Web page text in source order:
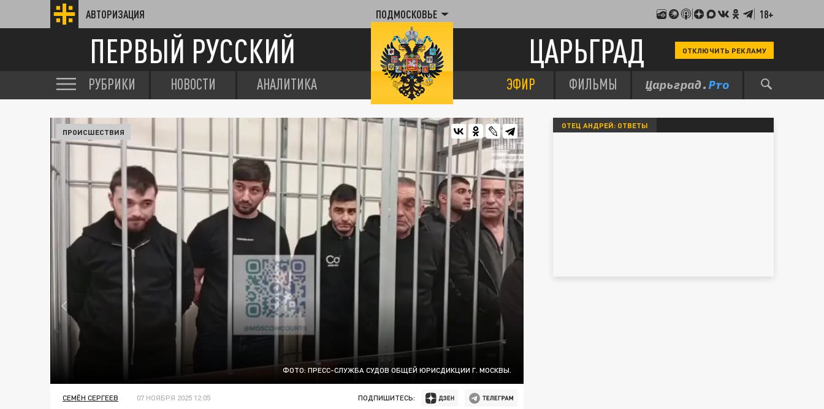
АВТОРИЗАЦИЯ ПОДМОСКОВЬЕ 18+
ПЕРВЫЙ РУССКИЙ ЦАРЬГРАД ОТКЛЮЧИТЬ РЕКЛАМУ
РУБРИКИ НОВОСТИ АНАЛИТИКА ЭФИР ФИЛЬМЫ
ФОТО: ПРЕСС-СЛУЖБА СУДОВ ОБЩЕЙ ЮРИСДИКЦИИ Г. МОСКВЫ.
ПРОИСШЕСТВИЯ
СЕМЁН СЕРГЕЕВ 07 НОЯБРЯ 2025 12:05 ПОДПИШИТЕСЬ:
ОТЕЦ АНДРЕЙ: ОТВЕТЫ